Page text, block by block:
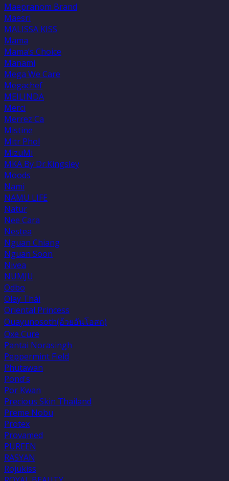
Maepranom Brand
Maesri
MALISSA KISS
Mama
Mama’s Choice
Manami
Mega We Care
Megachef
MEILINDA
Merci
Merrez'Ca
Mistine
Mitr Phol
MizuMi
MKA By Dr.Kingsley
Moods
Nami
NAMU LIFE
Natur
Nee Cara
Nestea
Nguan Chiang
Nguan Soon
Nivea
NUMJU
Odbo
Olay Thái
Oriental Princess
Ouayunosoth(อ้วยอันโอสถ)
Oxe Cure
Pantai Norasingh
Peppermint Field
Phutawan
Pond's
Por Kwan
Precious Skin Thailand
Preme Nobu
Protex
Provamed
PUREEN
RASYAN
Rojukiss